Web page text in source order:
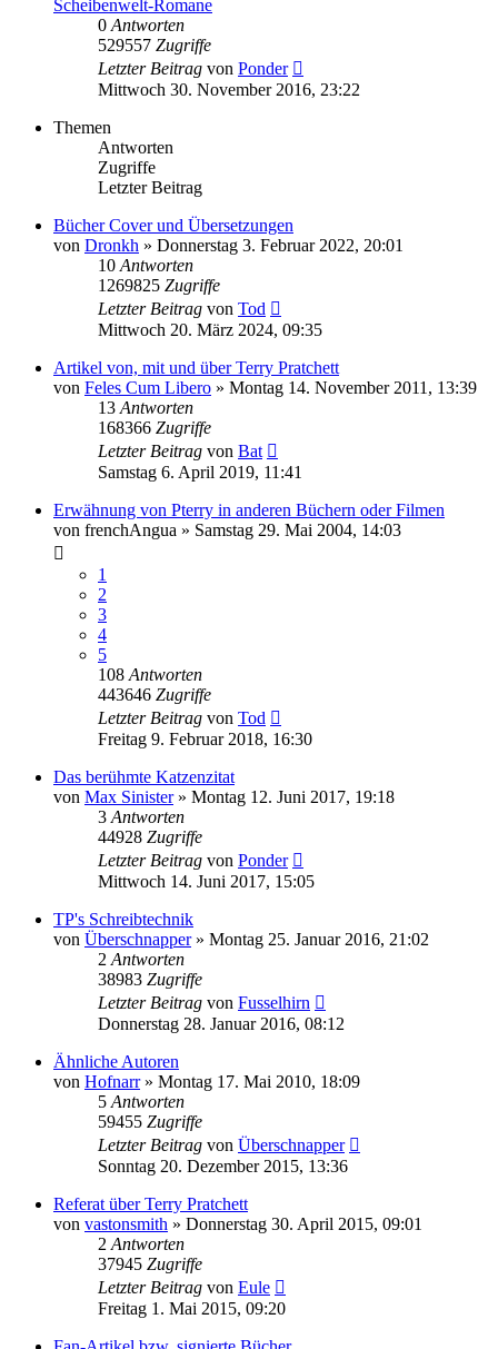
Scheibenwelt-Romane
0 Antworten
529557 Zugriffe
Letzter Beitrag von Ponder
Mittwoch 30. November 2016, 23:22
Themen
Antworten
Zugriffe
Letzter Beitrag
Bücher Cover und Übersetzungen
von Dronkh » Donnerstag 3. Februar 2022, 20:01
10 Antworten
1269825 Zugriffe
Letzter Beitrag von Tod
Mittwoch 20. März 2024, 09:35
Artikel von, mit und über Terry Pratchett
von Feles Cum Libero » Montag 14. November 2011, 13:39
13 Antworten
168366 Zugriffe
Letzter Beitrag von Bat
Samstag 6. April 2019, 11:41
Erwähnung von Pterry in anderen Büchern oder Filmen
von frenchAngua » Samstag 29. Mai 2004, 14:03
1
2
3
4
5
108 Antworten
443646 Zugriffe
Letzter Beitrag von Tod
Freitag 9. Februar 2018, 16:30
Das berühmte Katzenzitat
von Max Sinister» Montag 12. Juni 2017, 19:18
3 Antworten
44928 Zugriffe
Letzter Beitrag von Ponder
Mittwoch 14. Juni 2017, 15:05
TP's Schreibtechnik
von Überschnapper» Montag 25. Januar 2016, 21:02
2 Antworten
38983 Zugriffe
Letzter Beitrag von Fusselhirn
Donnerstag 28. Januar 2016, 08:12
Ähnliche Autoren
von Hofnarr» Montag 17. Mai 2010, 18:09
5 Antworten
59455 Zugriffe
Letzter Beitrag von Überschnapper
Sonntag 20. Dezember 2015, 13:36
Referat über Terry Pratchett
von vastonsmith » Donnerstag 30. April 2015, 09:01
2 Antworten
37945 Zugriffe
Letzter Beitrag von Eule
Freitag 1. Mai 2015, 09:20